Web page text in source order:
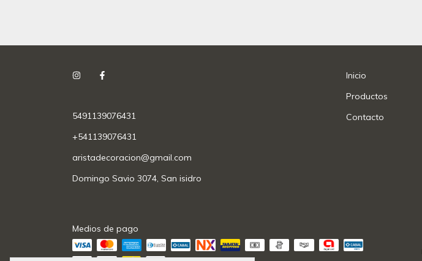
5491139076431
+541139076431
aristadecoracion@gmail.com
Domingo Savio 3074, San isidro
Inicio
Productos
Contacto
Medios de pago